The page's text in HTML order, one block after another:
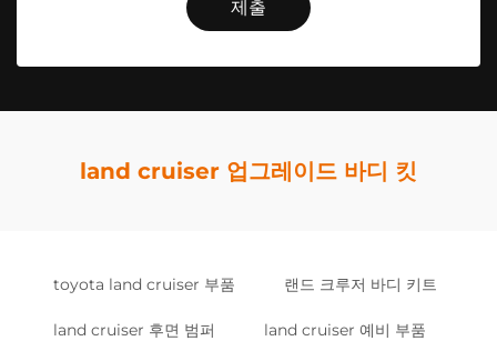
제출
land cruiser 업그레이드 바디 킷
toyota land cruiser 부품 랜드 크루저 바디 키트
land cruiser 후면 범퍼 land cruiser 예비 부품